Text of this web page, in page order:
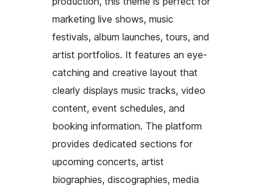
marketing live shows, music
festivals, album launches, tours, and
artist portfolios. It features an eye-
catching and creative layout that
clearly displays music tracks, video
content, event schedules, and
booking information. The platform
provides dedicated sections for
upcoming concerts, artist
biographies, discographies, media